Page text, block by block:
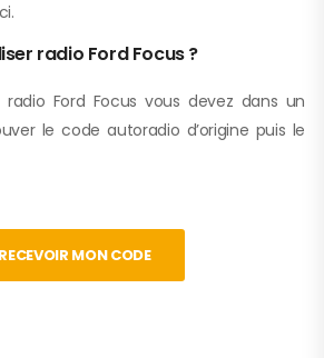
radio Ford Focus ?
radio Ford Focus vous devez dans un
le code autoradio d’origine puis le
RECEVOIR MON CODE